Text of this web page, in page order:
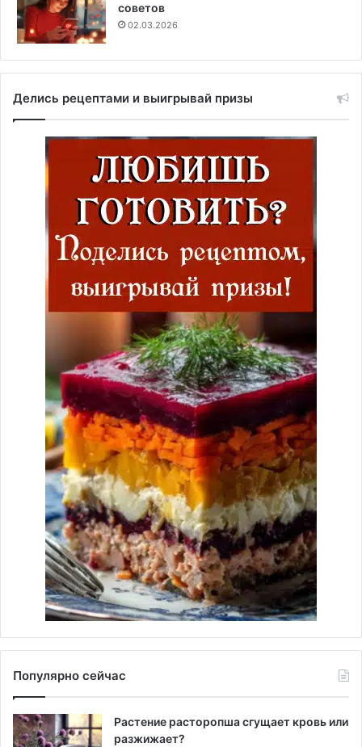
советов
02.03.2026
Делись рецептами и выигрывай призы
Популярно сейчас
Растение расторопша сгущает кровь или
разжижает?